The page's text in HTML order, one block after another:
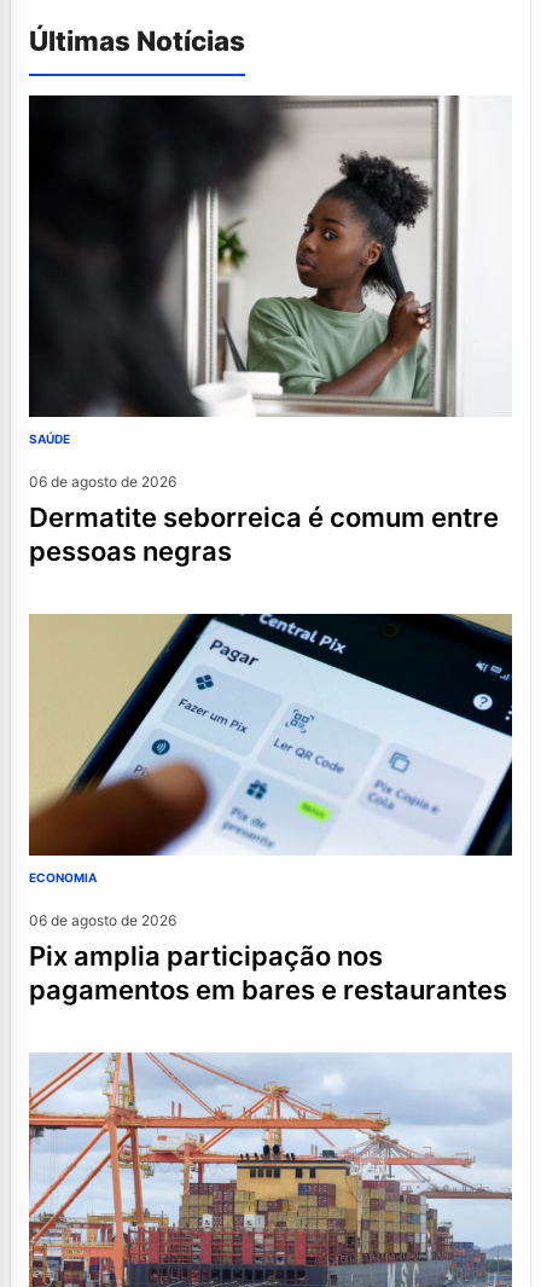
Últimas Notícias
SAÚDE
06 de agosto de 2026
dermatite seborreica é comum entre
pessoas negras
ECONOMIA
06 de agosto de 2026
pix amplia participação nos
pagamentos em bares e restaurantes